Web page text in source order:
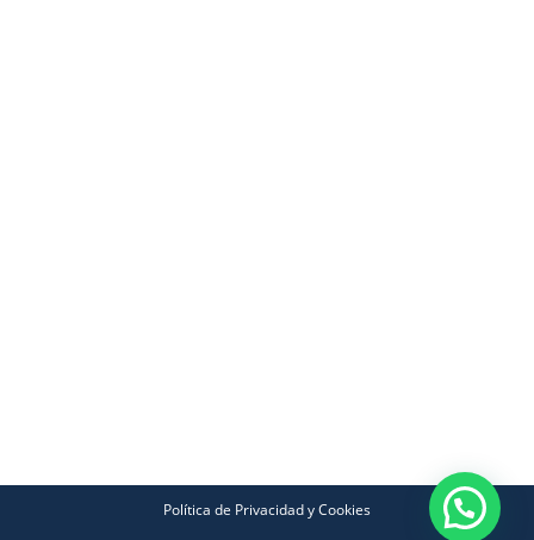
Política de Privacidad y Cookies